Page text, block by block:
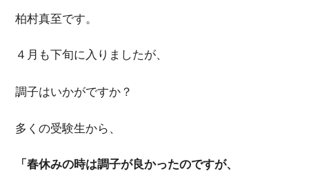
柏村真至です。
４月も下旬に入りましたが、
調子はいかがですか？
多くの受験生から、
「春休みの時は調子が良かったのですが、